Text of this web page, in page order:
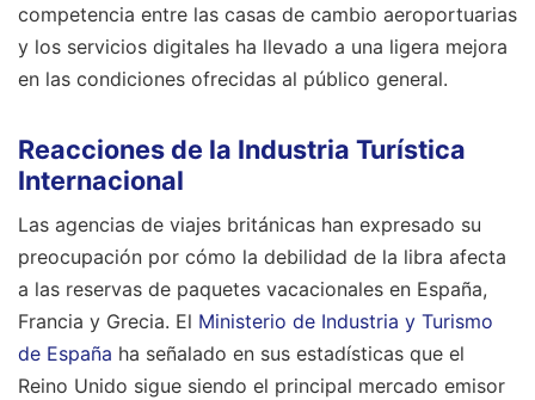
competencia entre las casas de cambio aeroportuarias
y los servicios digitales ha llevado a una ligera mejora
en las condiciones ofrecidas al público general.
Reacciones de la Industria Turística
Internacional
Las agencias de viajes británicas han expresado su
preocupación por cómo la debilidad de la libra afecta
a las reservas de paquetes vacacionales en España,
Francia y Grecia. El Ministerio de Industria y Turismo
de España ha señalado en sus estadísticas que el
Reino Unido sigue siendo el principal mercado emisor